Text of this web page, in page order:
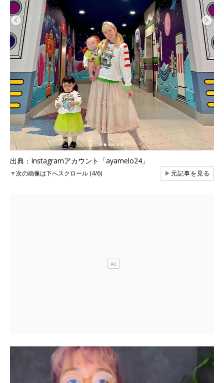
出典：Instagramアカウント「ayamelo24」
▼次の画像は下へスクロール (4/6) ▶元記事を見る